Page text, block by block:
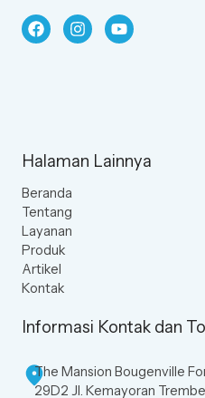
Halaman Lainnya
Beranda
Tentang
Layanan
Produk
Artikel
Kontak
Informasi Kontak dan
The Mansion Bougenville
29D2 Jl. Kemayoran